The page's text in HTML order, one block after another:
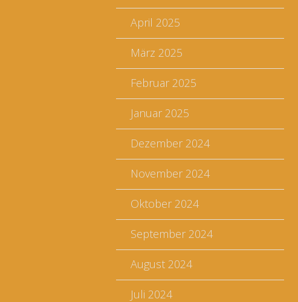
April 2025
März 2025
Februar 2025
Januar 2025
Dezember 2024
November 2024
Oktober 2024
September 2024
August 2024
Juli 2024